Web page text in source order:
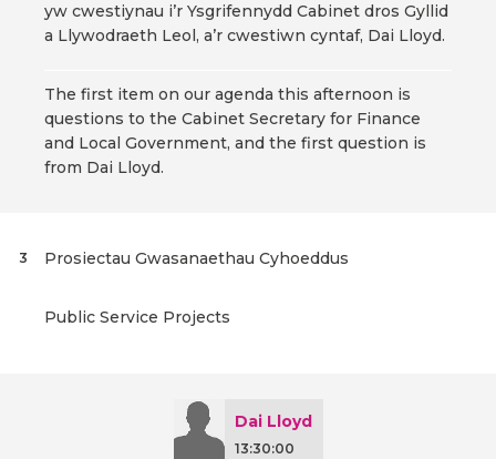
yw cwestiynau i’r Ysgrifennydd Cabinet dros Gyllid
a Llywodraeth Leol, a’r cwestiwn cyntaf, Dai Lloyd.
The first item on our agenda this afternoon is
questions to the Cabinet Secretary for Finance
and Local Government, and the first question is
from Dai Lloyd.
Prosiectau Gwasanaethau Cyhoeddus
3
Public Service Projects
Dai Lloyd
13:30:00